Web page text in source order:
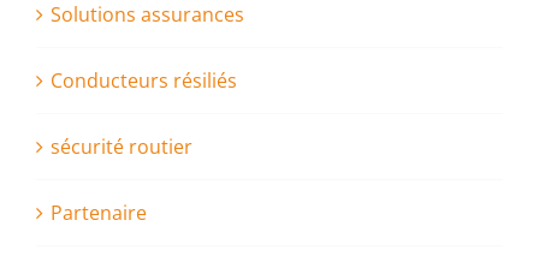
Solutions assurances
Conducteurs résiliés
sécurité routier
Partenaire